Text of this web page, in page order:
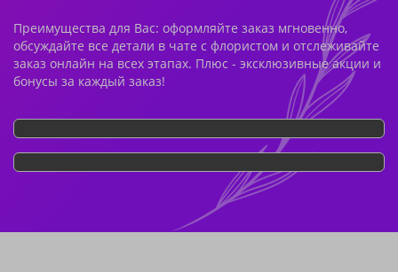
Преимущества для Вас: оформляйте заказ мгновенно,
обсуждайте все детали в чате с флористом и отслеживайте
заказ онлайн на всех этапах. Плюс - эксклюзивные акции и
бонусы за каждый заказ!